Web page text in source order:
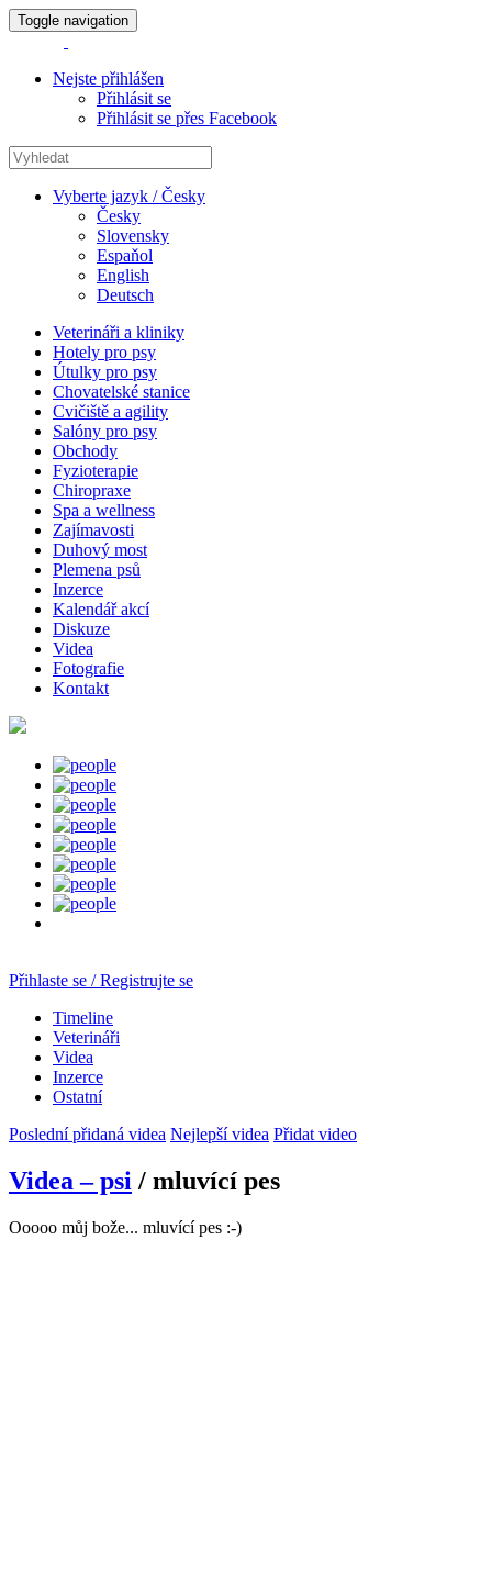
Toggle navigation
Nejste přihlášen
Přihlásit se
Přihlásit se přes Facebook
Vyberte jazyk / Česky
Česky
Slovensky
Espaňol
English
Deutsch
Veterináři a kliniky
Hotely pro psy
Útulky pro psy
Chovatelské stanice
Cvičiště a agility
Salóny pro psy
Obchody
Fyzioterapie
Chiropraxe
Spa a wellness
Zajímavosti
Duhový most
Plemena psů
Inzerce
Kalendář akcí
Diskuze
Videa
Fotografie
Kontakt
Přihlaste se / Registrujte se
Timeline
Veterináři
Videa
Inzerce
Ostatní
Poslední přidaná videa Nejlepší videa Přidat video
Videa – psi / mluvící pes
Ooooo můj bože... mluvící pes :-)